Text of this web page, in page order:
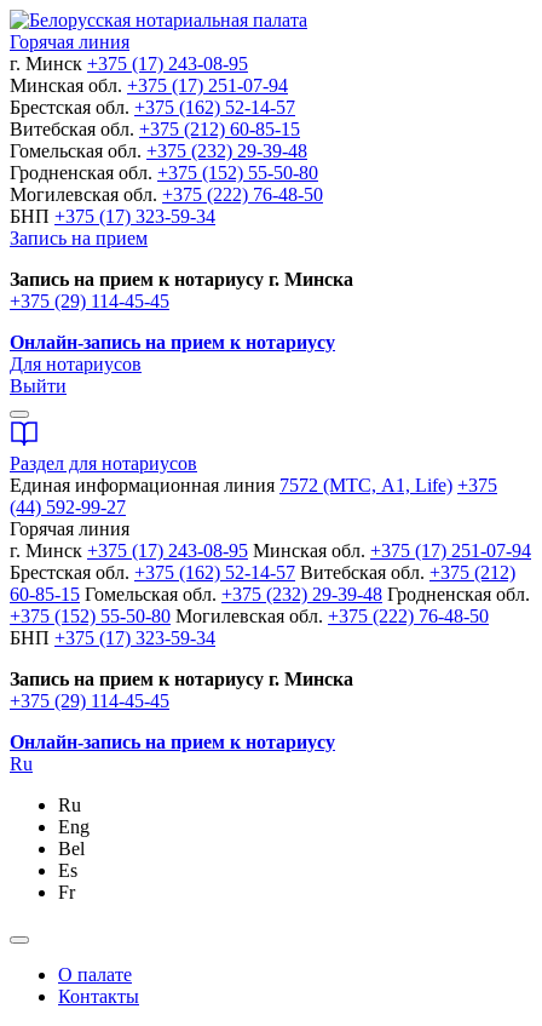
Горячая линия
г. Минск +375 (17) 243-08-95
Минская обл. +375 (17) 251-07-94
Брестская обл. +375 (162) 52-14-57
Витебская обл. +375 (212) 60-85-15
Гомельская обл. +375 (232) 29-39-48
Гродненская обл. +375 (152) 55-50-80
Могилевская обл. +375 (222) 76-48-50
БНП +375 (17) 323-59-34
Запись на прием
Запись на прием к нотариусу г. Минска
+375 (29) 114-45-45
Онлайн-запись на прием к нотариусу
Для нотариусов
Выйти
Раздел для нотариусов
Единая информационная линия 7572 (МТС, A1, Life) +375
(44) 592-99-27
Горячая линия
г. Минск +375 (17) 243-08-95 Минская обл. +375 (17) 251-07-94
Брестская обл. +375 (162) 52-14-57 Витебская обл. +375 (212)
60-85-15 Гомельская обл. +375 (232) 29-39-48 Гродненская обл.
+375 (152) 55-50-80 Могилевская обл. +375 (222) 76-48-50
БНП +375 (17) 323-59-34
Запись на прием к нотариусу г. Минска
+375 (29) 114-45-45
Онлайн-запись на прием к нотариусу
Ru
Ru
Eng
Bel
Es
Fr
О палате
Контакты